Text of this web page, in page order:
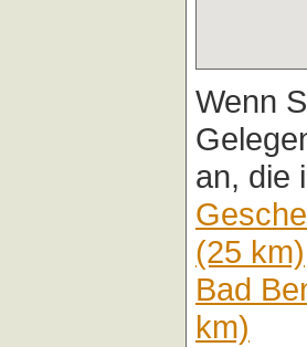
Wenn
an, die
(25 km)
Bad
km)